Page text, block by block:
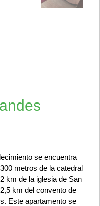
se encuentra
metros de la catedral
km de la iglesia de San
km del convento de
Este apartamento se